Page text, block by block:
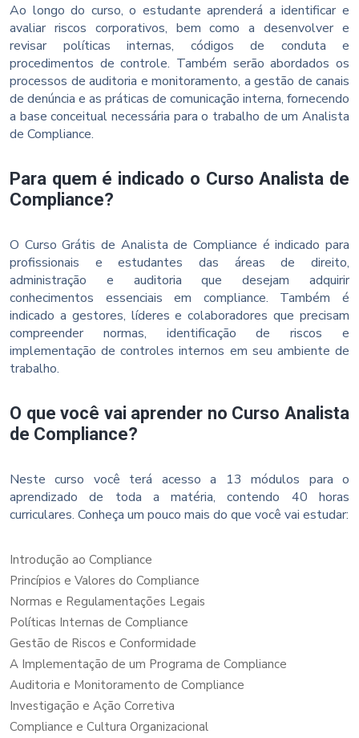
Ao longo do curso, o estudante aprenderá a identificar e
avaliar riscos corporativos, bem como a desenvolver e
revisar políticas internas, códigos de conduta e
procedimentos de controle. Também serão abordados os
processos de auditoria e monitoramento, a gestão de canais
de denúncia e as práticas de comunicação interna, fornecendo
a base conceitual necessária para o trabalho de um Analista
de Compliance.
Para quem é indicado o Curso Analista de
Compliance?
O Curso Grátis de Analista de Compliance é indicado para
profissionais e estudantes das áreas de direito,
administração e auditoria que desejam adquirir
conhecimentos essenciais em compliance. Também é
indicado a gestores, líderes e colaboradores que precisam
compreender normas, identificação de riscos e
implementação de controles internos em seu ambiente de
trabalho.
O que você vai aprender no Curso Analista
de Compliance?
Neste curso você terá acesso a 13 módulos para o
aprendizado de toda a matéria, contendo 40 horas
curriculares. Conheça um pouco mais do que você vai estudar:
Introdução ao Compliance
Princípios e Valores do Compliance
Normas e Regulamentações Legais
Políticas Internas de Compliance
Gestão de Riscos e Conformidade
A Implementação de um Programa de Compliance
Auditoria e Monitoramento de Compliance
Investigação e Ação Corretiva
Compliance e Cultura Organizacional